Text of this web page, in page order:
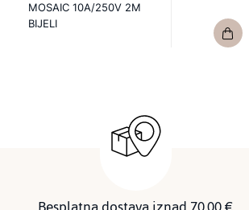
MOSAIC 10A/250V 2M
BIJELI